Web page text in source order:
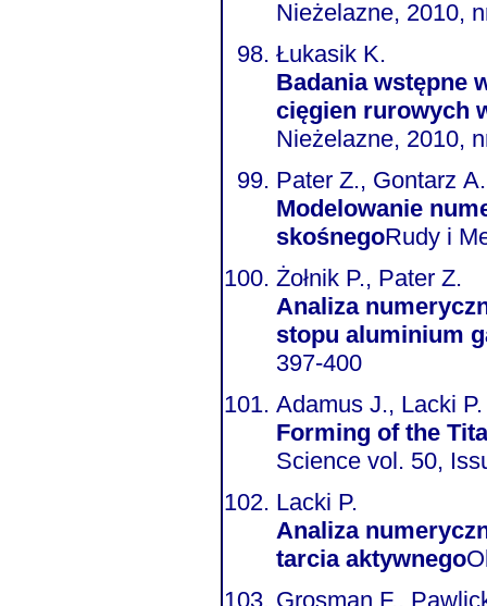
Nieżelazne, 2010,
Łukasik K.
Badania wstępne
cięgien rurowych
Nieżelazne, 2010,
Pater Z., Gontarz A.
Modelowanie
skośnego
Żołnik P., Pater Z.
Analiza numeryczna walcowania gwintu śruby M20x2,5
stopu aluminium
397-400
Adamus J., Lacki P.
Forming of the
Science vol. 50,
Lacki P.
Analiza
tarcia aktywnego
Grosman F.,